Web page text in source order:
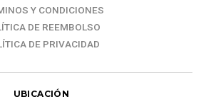
Y CONDICIONES
DE REEMBOLSO
DE PRIVACIDAD
UBICACIÓN